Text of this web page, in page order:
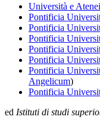
Università e
Pontificia
Pontificia
Pontificia
Pontificia
Pontificia
Pontificia
Angelicum)
Pontificia
ed Istituti di studi